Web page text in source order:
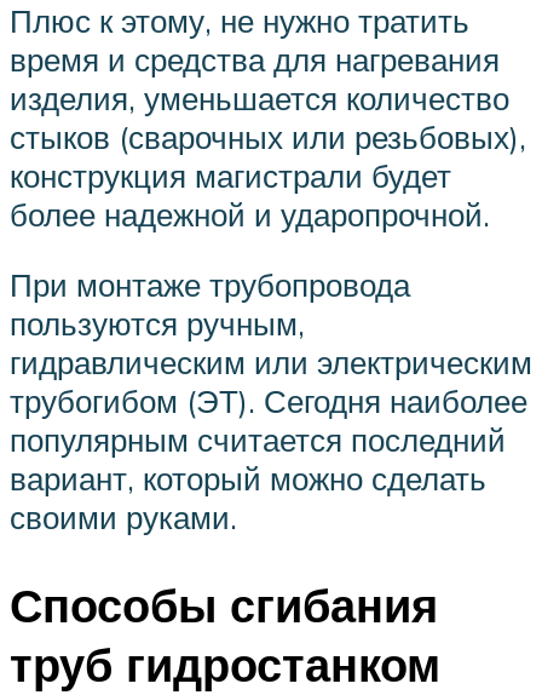
Плюс к этому, не нужно тратить
время и средства для нагревания
изделия, уменьшается количество
стыков (сварочных или резьбовых),
конструкция магистрали будет
более надежной и ударопрочной.
При монтаже трубопровода
пользуются ручным,
гидравлическим или электрическим
трубогибом (ЭТ). Сегодня наиболее
популярным считается последний
вариант, который можно сделать
своими руками.
Способы сгибания
труб гидростанком